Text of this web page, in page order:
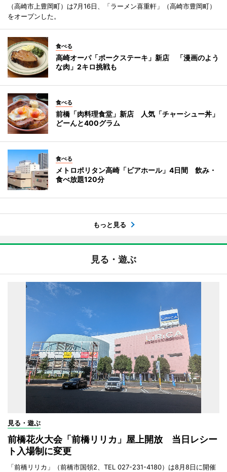
（高崎市上豊岡町）は7月16日、「ラーメン喜重軒」（高崎市豊岡町）
をオープンした。
食べる
高崎オーパ「ポークステーキ」新店 「漫画のよう
な肉」2キロ挑戦も
食べる
前橋「肉料理食堂」新店 人気「チャーシュー丼」
どーんと400グラム
食べる
メトロポリタン高崎「ビアホール」4日間 飲み・
食べ放題120分
もっと見る
見る・遊ぶ
見る・遊ぶ
前橋花火大会「前橋リリカ」屋上開放 当日レシー
ト入場制に変更
「前橋リリカ」（前橋市国領2、TEL 027-231-4180）は8月8日に開催